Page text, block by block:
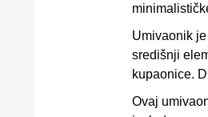
Umivaonik
središnji
kupaonice.
Ovaj